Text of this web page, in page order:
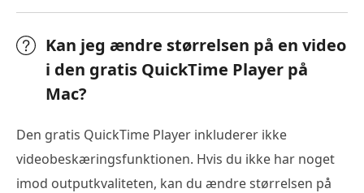
Kan jeg ændre størrelsen på en video
i den gratis QuickTime Player på
Mac?
Den gratis QuickTime Player inkluderer ikke
videobeskæringsfunktionen. Hvis du ikke har noget
imod outputkvaliteten, kan du ændre størrelsen på